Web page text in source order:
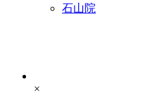
石山院
×